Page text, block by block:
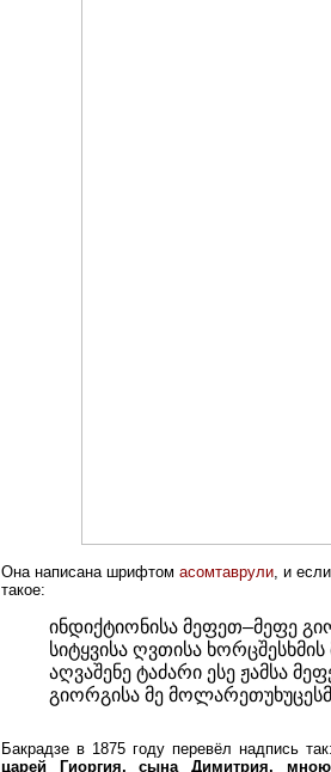
Она написана шрифтом асомтаврули, и
такое:
ინდიქტიონისა მეფეთ–მეფე
სიტყვისა ღვთისა ხორცშესხმის
აღვაშენე ტაძარი ესე ჟამსა
გიორგისა მე
Бакрадзе в 1875 году перевёл надпись
царей Гиоргия, сына Димитрия, мною